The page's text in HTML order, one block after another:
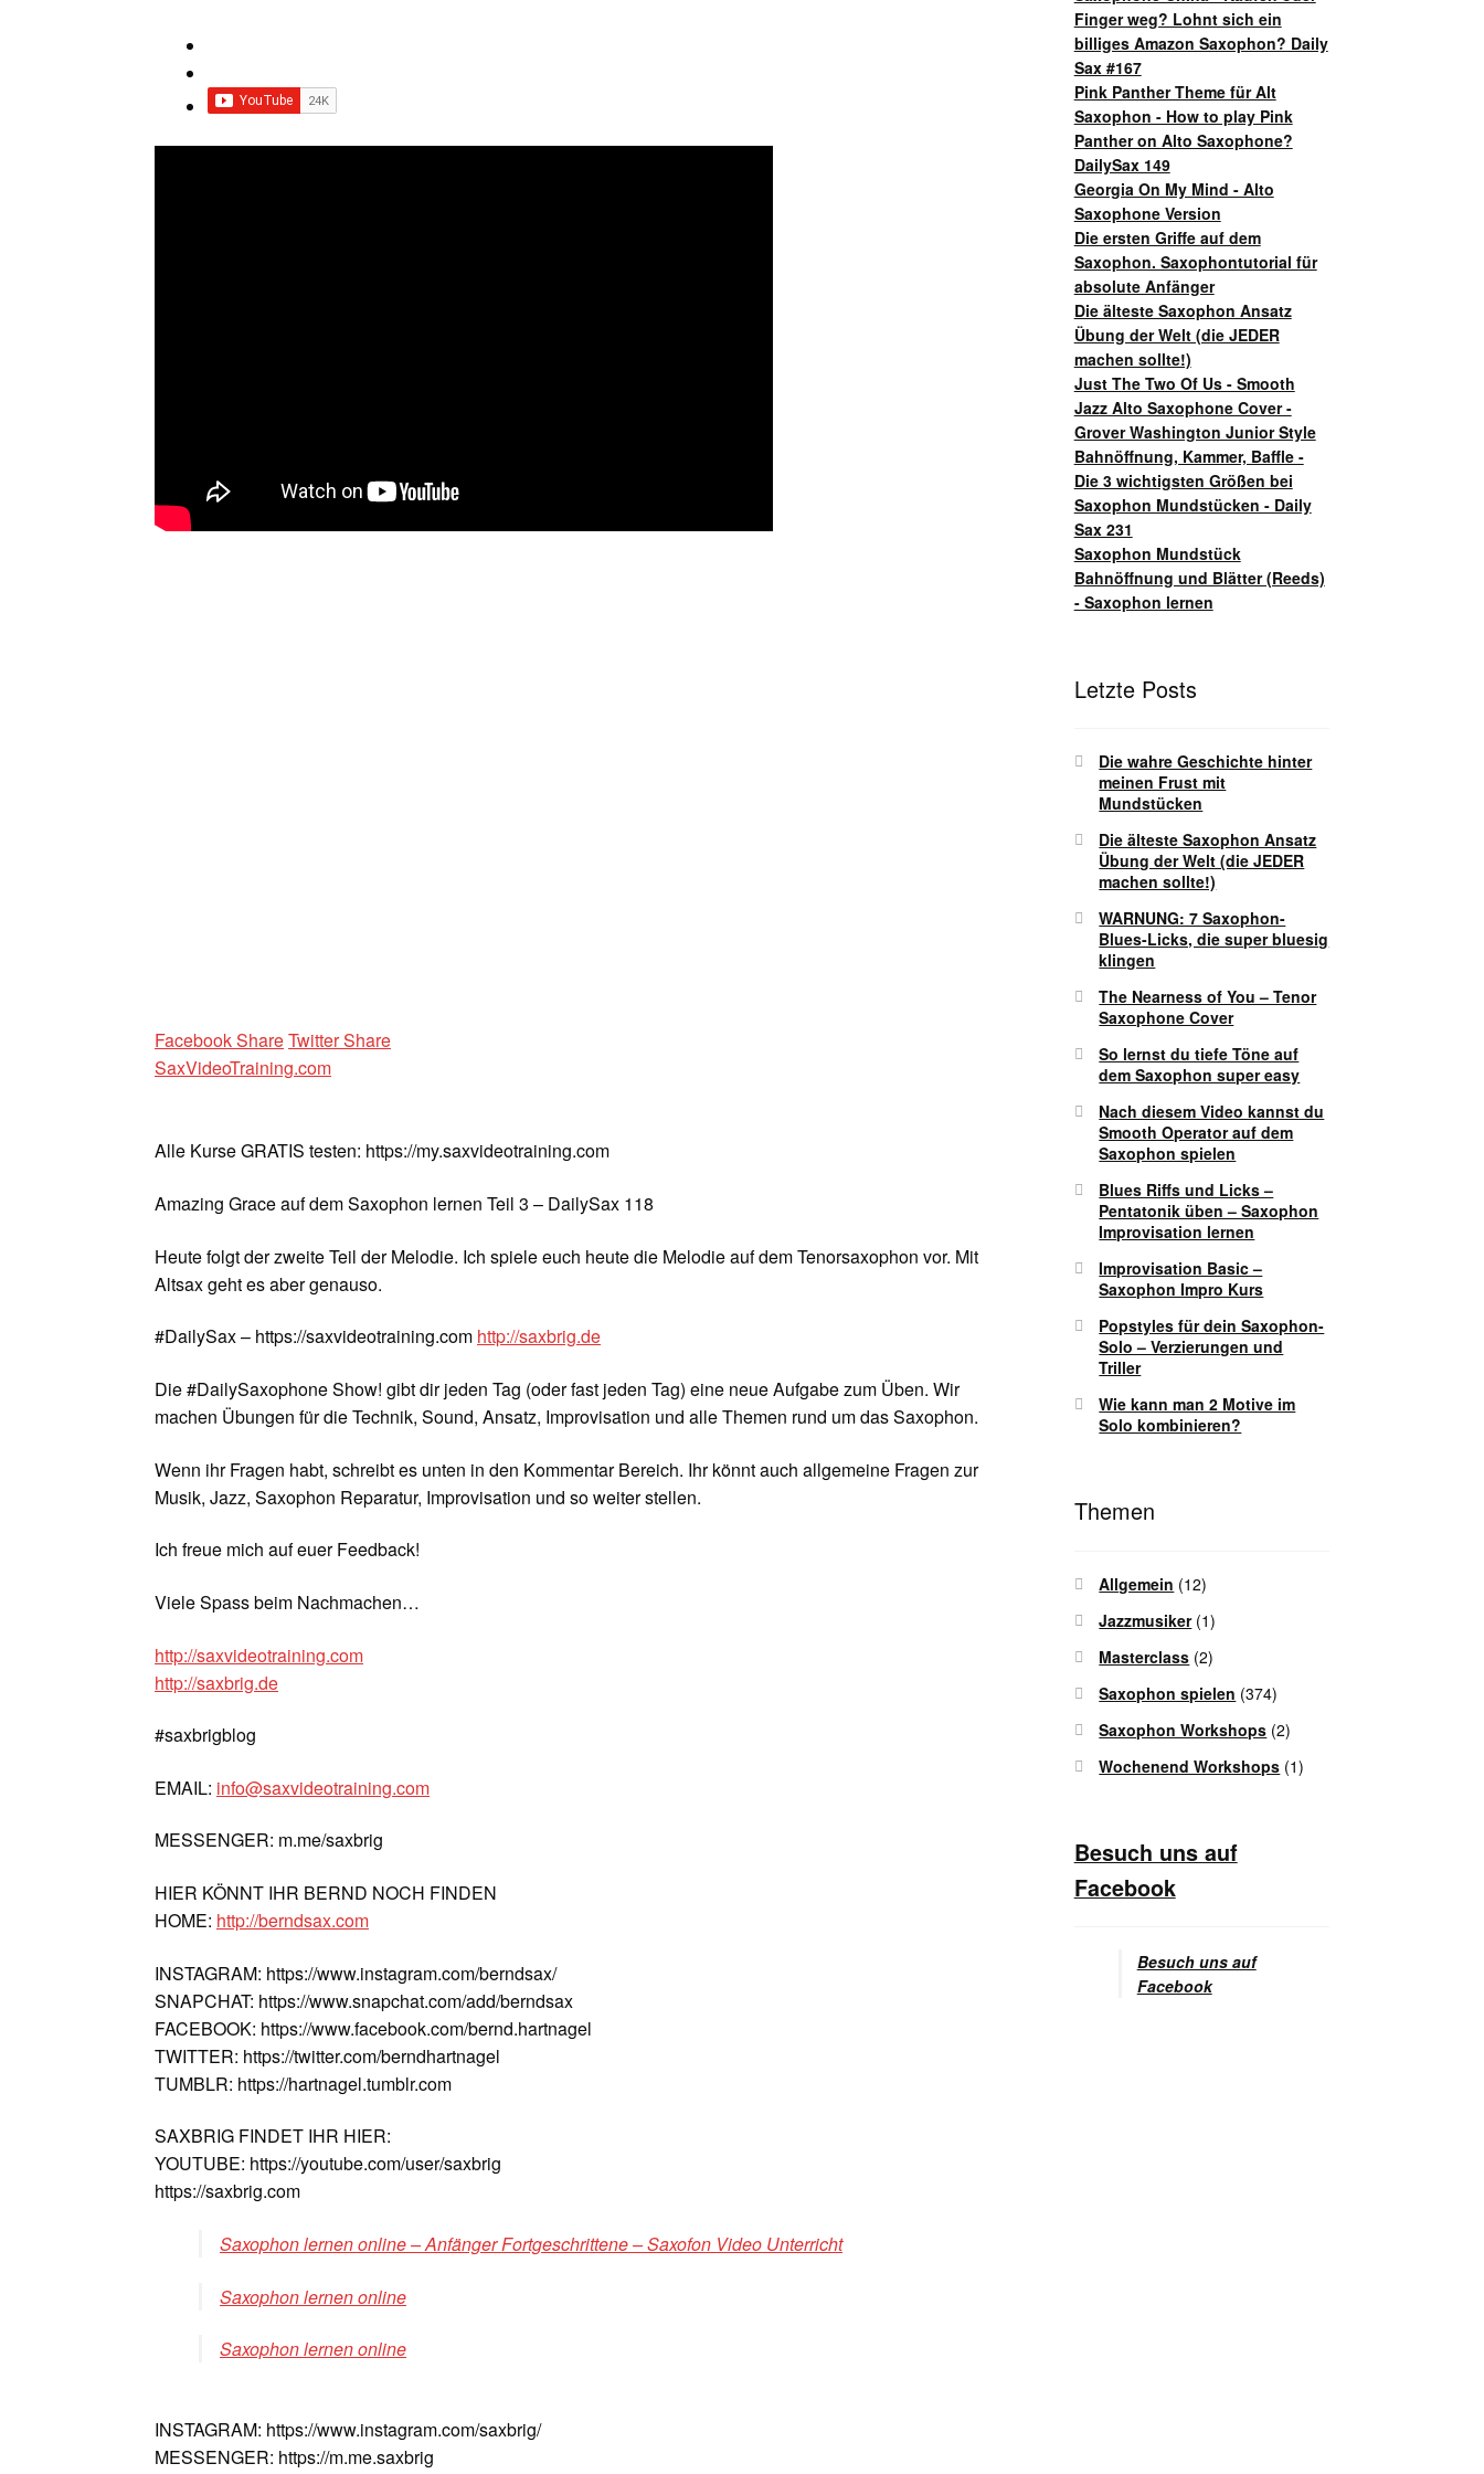
Facebook ShareTwitter Share
SaxVideoTraining.com
Alle Kurse GRATIS testen: https://my.saxvideotraining.com
Amazing Grace auf dem Saxophon lernen Teil 3 – DailySax 118
Heute folgt der zweite Teil der Melodie. Ich spiele euch heute die Melodie auf dem Tenorsaxophon vor. Mit
Altsax geht es aber genauso.
#DailySax – https://saxvideotraining.com http://saxbrig.de
Die #DailySaxophone Show! gibt dir jeden Tag (oder fast jeden Tag) eine neue Aufgabe zum Üben. Wir
machen Übungen für die Technik, Sound, Ansatz, Improvisation und alle Themen rund um das Saxophon.
Wenn ihr Fragen habt, schreibt es unten in den Kommentar Bereich. Ihr könnt auch allgemeine Fragen zur
Musik, Jazz, Saxophon Reparatur, Improvisation und so weiter stellen.
Ich freue mich auf euer Feedback!
Viele Spass beim Nachmachen…
http://saxvideotraining.com
http://saxbrig.de
#saxbrigblog
EMAIL: info@saxvideotraining.com
MESSENGER: m.me/saxbrig
HIER KÖNNT IHR BERND NOCH FINDEN
HOME: http://berndsax.com
INSTAGRAM: https://www.instagram.com/berndsax/
SNAPCHAT: https://www.snapchat.com/add/berndsax
FACEBOOK: https://www.facebook.com/bernd.hartnagel
TWITTER: https://twitter.com/berndhartnagel
TUMBLR: https://hartnagel.tumblr.com
SAXBRIG FINDET IHR HIER:
YOUTUBE: https://youtube.com/user/saxbrig
https://saxbrig.com
Saxophon lernen online – Anfänger Fortgeschrittene – Saxofon Video Unterricht
Saxophon lernen online
Saxophon lernen online
INSTAGRAM: https://www.instagram.com/saxbrig/
MESSENGER: https://m.me.saxbrig
Finger weg? Lohnt sich ein
billiges Amazon Saxophon? Daily
Sax #167
Pink Panther Theme für Alt
Saxophon - How to play Pink
Panther on Alto Saxophone?
DailySax 149
Georgia On My Mind - Alto
Saxophone Version
Die ersten Griffe auf dem
Saxophon. Saxophontutorial für
absolute Anfänger
Die älteste Saxophon Ansatz
Übung der Welt (die JEDER
machen sollte!)
Just The Two Of Us - Smooth
Jazz Alto Saxophone Cover -
Grover Washington Junior Style
Bahnöffnung, Kammer, Baffle -
Die 3 wichtigsten Größen bei
Saxophon Mundstücken - Daily
Sax 231
Saxophon Mundstück
Bahnöffnung und Blätter (Reeds)
- Saxophon lernen
Letzte Posts
Die wahre Geschichte hinter
meinen Frust mit
Mundstücken
Die älteste Saxophon Ansatz
Übung der Welt (die JEDER
machen sollte!)
WARNUNG: 7 Saxophon-
Blues-Licks, die super bluesig
klingen
The Nearness of You – Tenor
Saxophone Cover
So lernst du tiefe Töne auf
dem Saxophon super easy
Nach diesem Video kannst du
Smooth Operator auf dem
Saxophon spielen
Blues Riffs und Licks –
Pentatonik üben – Saxophon
Improvisation lernen
Improvisation Basic –
Saxophon Impro Kurs
Popstyles für dein Saxophon-
Solo – Verzierungen und
Triller
Wie kann man 2 Motive im
Solo kombinieren?
Themen
Allgemein (12)
Jazzmusiker(1)
Masterclass (2)
Saxophon spielen (374)
Saxophon Workshops (2)
Wochenend Workshops (1)
Besuch uns auf
Facebook
Besuch uns auf
Facebook